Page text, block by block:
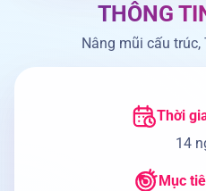
THÔNG
Nâng mũi cấu
Thời
14
Mục